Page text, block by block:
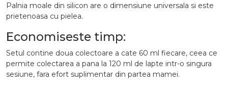
Palnia moale din silicon are o dimensiune universala si este
prietenoasa cu pielea.
Economiseste timp:
Setul contine doua colectoare a cate 60 ml fiecare, ceea ce
permite colectarea a pana la 120 ml de lapte intr-o singura
sesiune, fara efort suplimentar din partea mamei.